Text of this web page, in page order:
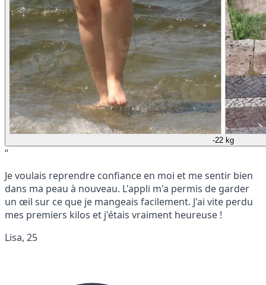
-22 kg
“
Je voulais reprendre confiance en moi et me sentir bien
dans ma peau à nouveau. L'appli m'a permis de garder
un œil sur ce que je mangeais facilement. J'ai vite perdu
mes premiers kilos et j'étais vraiment heureuse !
Lisa, 25